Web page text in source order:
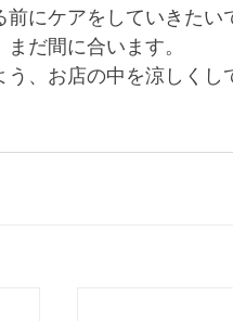
前にケアをしていきたい
だ間に合います。
う、お店の中を涼しくし